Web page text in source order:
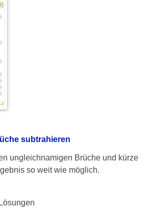
subtrahieren
ungleichnamigen Brüche und kürze
so weit wie möglich.